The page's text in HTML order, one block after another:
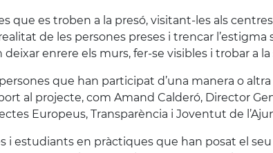
que es troben a la presó, visitant-les als
de les persones preses i trencar
enrere els murs, fer-se visibles i trobar a
que han participat d’una manera o
al projecte, com Amand Calderó, Director
Europeus, Transparència i Joventut de
i estudiants en pràctiques que han posat el